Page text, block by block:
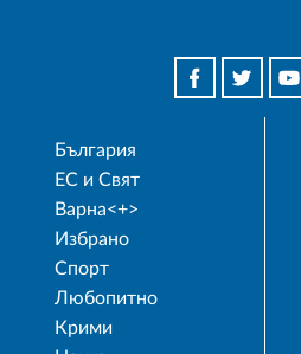
България
ЕС и Свят
Варна<+>
Избрано
Спорт
Любопитно
Крими